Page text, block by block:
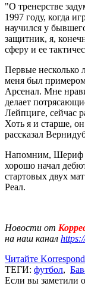
"О тренерстве
1997 году, когда
научился у
защитник, я,
сферу и ее
Первые несколько
меня был
Арсенал. Мне
делает
Лейпциге, сейчас
Хоть я и старше,
рассказал
Напомним, Шериф
хорошо начал
стартовых двух
Реал.
Новости от
на наш канал
Читайте
ТЕГИ: футбол,
Если вы заметили